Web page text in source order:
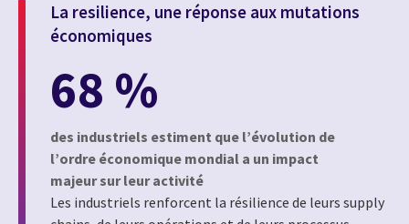
La resilience, une réponse aux mutations
économiques
68 %
des industriels estiment que l’évolution de
l’ordre économique mondial a un impact
majeur sur leur activité
Les industriels renforcent la résilience de leurs supply